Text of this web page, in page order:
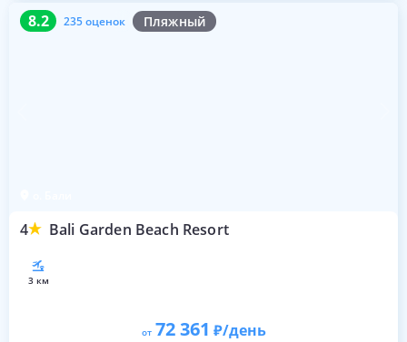
8.2 235 оценок Пляжный
4 Bali Garden Beach Resort
8.2 235 оценок
3 км
от 72 361 /день